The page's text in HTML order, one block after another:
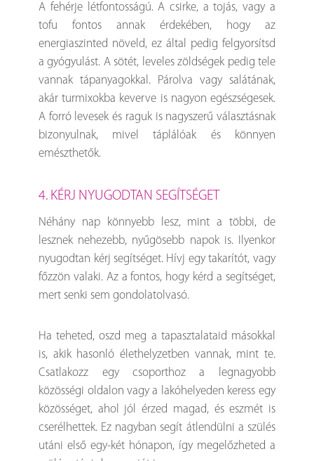
A fehérje létfontosságú. A csirke, a tojás, vagy a
tofu fontos annak érdekében, hogy az
energiaszinted növeld, ez által pedig felgyorsítsd
a gyógyulást. A sötét, leveles zöldségek pedig tele
vannak tápanyagokkal. Párolva vagy salátának,
akár turmixokba keverve is nagyon egészségesek.
A forró levesek és raguk is nagyszerű választásnak
bizonyulnak, mivel táplálóak és könnyen
emészthetők.
4. KÉRJ NYUGODTAN SEGÍTSÉGET
Néhány nap könnyebb lesz, mint a többi, de
lesznek nehezebb, nyűgösebb napok is. Ilyenkor
nyugodtan kérj segítséget. Hívj egy takarítót, vagy
főzzön valaki. Az a fontos, hogy kérd a segítséget,
mert senki sem gondolatolvasó.
Ha teheted, oszd meg a tapasztalataid másokkal
is, akik hasonló élethelyzetben vannak, mint te.
Csatlakozz egy csoporthoz a legnagyobb
közösségi oldalon vagy a lakóhelyeden keress egy
közösséget, ahol jól érzed magad, és eszmét is
cserélhettek. Ez nagyban segít átlendülni a szülés
utáni első egy-két hónapon, így megelőzheted a